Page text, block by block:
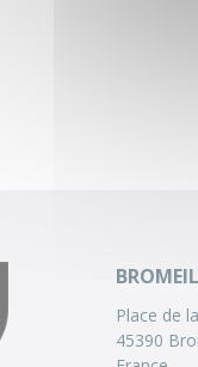
Place de
45390